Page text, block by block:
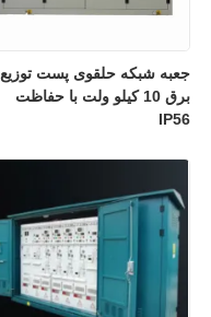
جعبه شبکه حلقوی پست توزیع
برق 10 کیلو ولت با حفاظت
IP56